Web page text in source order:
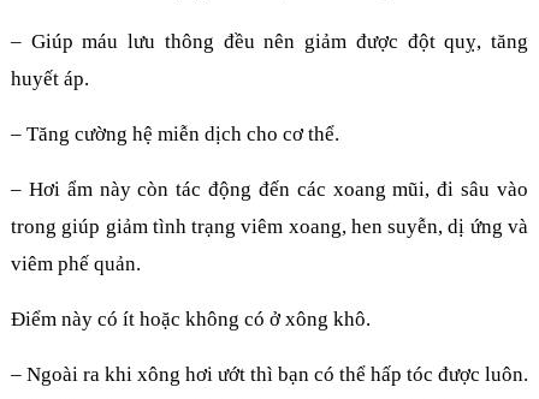
– Giúp máu lưu thông đều nên giảm được đột quỵ, tăng
huyết áp.
– Tăng cường hệ miễn dịch cho cơ thể.
– Hơi ẩm này còn tác động đến các xoang mũi, đi sâu vào
trong giúp giảm tình trạng viêm xoang, hen suyễn, dị ứng và
viêm phế quản.
Điểm này có ít hoặc không có ở xông khô.
– Ngoài ra khi xông hơi ướt thì bạn có thể hấp tóc được luôn.